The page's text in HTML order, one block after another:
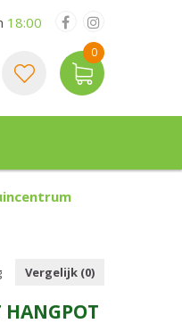
18:00
Vergelijk (0)
HANGPOT